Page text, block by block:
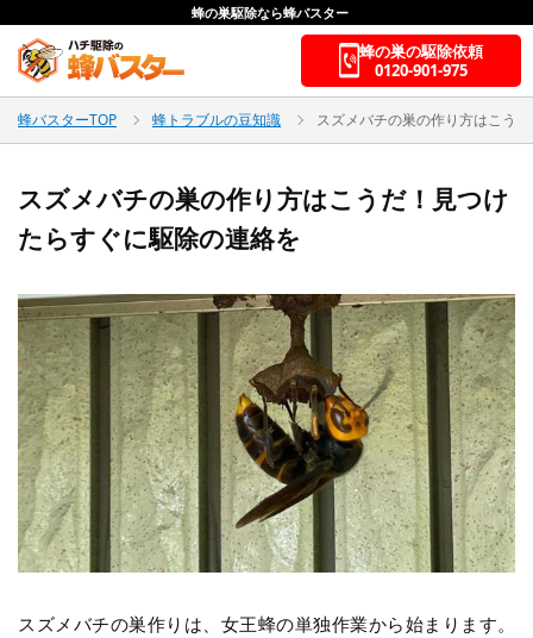
蜂の巣駆除なら蜂バスター
蜂の巣の駆除依頼
0120-901-975
蜂バスターTOP 蜂トラブルの豆知識 スズメバチの巣の作り方はこう
スズメバチの巣の作り方はこうだ！見つけ
たらすぐに駆除の連絡を
スズメバチの巣作りは、女王蜂の単独作業から始まります。